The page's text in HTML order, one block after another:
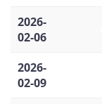
2026-
02-06
2026-
02-09